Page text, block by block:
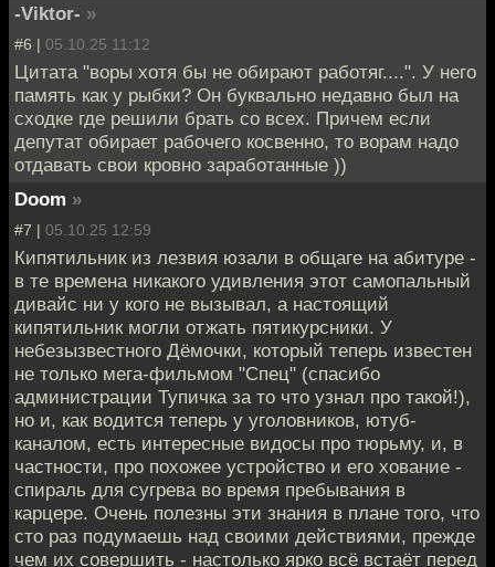
-Viktor- »
#6 | 05.10.25 11:12
Цитата "воры хотя бы не обирают работяг....". У него
память как у рыбки? Он буквально недавно был на
сходке где решили брать со всех. Причем если
депутат обирает рабочего косвенно, то ворам надо
отдавать свои кровно заработанные ))
Doom »
#7 | 05.10.25 12:59
Кипятильник из лезвия юзали в общаге на абитуре -
в те времена никакого удивления этот самопальный
дивайс ни у кого не вызывал, а настоящий
кипятильник могли отжать пятикурсники. У
небезызвестного Дёмочки, который теперь известен
не только мега-фильмом "Спец" (спасибо
администрации Тупичка за то что узнал про такой!),
но и, как водится теперь у уголовников, ютуб-
каналом, есть интересные видосы про тюрьму, и, в
частности, про похожее устройство и его хование -
спираль для сугрева во время пребывания в
карцере. Очень полезны эти знания в плане того, что
сто раз подумаешь над своими действиями, прежде
чем их совершить - настолько ярко всё встаёт перед